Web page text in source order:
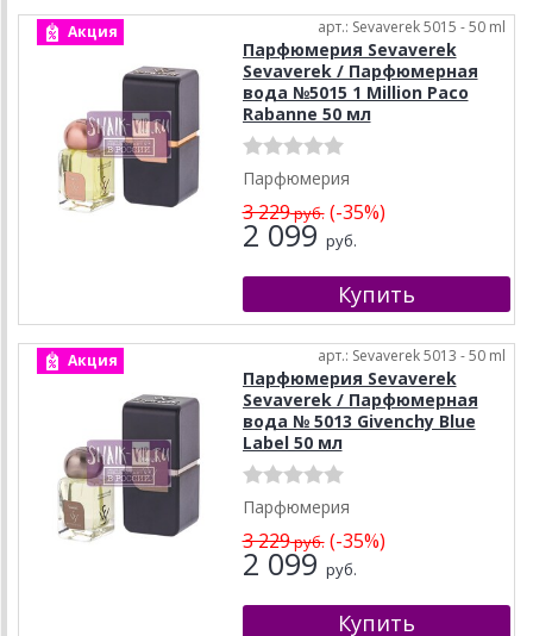
Акция арт.: Sevaverek 5015 - 50 ml
Парфюмерия Sevaverek
Sevaverek / Парфюмерная
вода №5015 1 Million Paco
Rabanne 50 мл
Парфюмерия
3 229руб.(-35%)
2 099 руб.
Акция арт.: Sevaverek 5013 - 50 ml
Парфюмерия Sevaverek
Sevaverek / Парфюмерная
вода № 5013 Givenchy Blue
Label 50 мл
Парфюмерия
3 229руб.(-35%)
2 099 руб.